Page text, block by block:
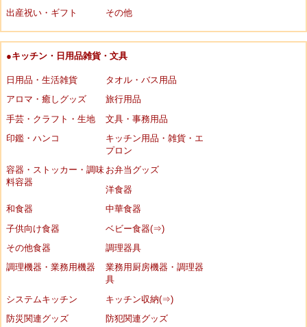
出産祝い・ギフト
その他
●キッチン・日用品雑貨・文具
日用品・生活雑貨
タオル・バス用品
アロマ・癒しグッズ
旅行用品
手芸・クラフト・生地
文具・事務用品
印鑑・ハンコ
キッチン用品・雑貨・エ
プロン
容器・ストッカー・調味
料容器
お弁当グッズ
洋食器
和食器
中華食器
子供向け食器
ベビー食器(⇒)
その他食器
調理器具
調理機器・業務用機器
業務用厨房機器・調理器
具
システムキッチン
キッチン収納(⇒)
防災関連グッズ
防犯関連グッズ